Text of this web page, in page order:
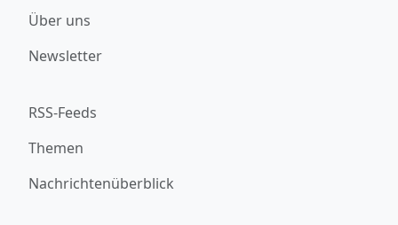
Über uns
Newsletter
RSS-Feeds
Themen
Nachrichtenüberblick